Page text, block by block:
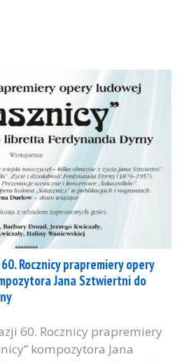
60. Rocznicy prapremiery opery
Jana Sztwiertni do
60. Rocznicy prapremiery
kompozytora Jana